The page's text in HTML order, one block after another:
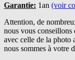
Garantie: 1an (voir
Attention, de
nous vous
avec celle de la photo
nous sommes à votre